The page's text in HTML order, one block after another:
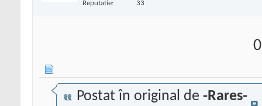
Reputatie: 33
Postat în original de -Rares-